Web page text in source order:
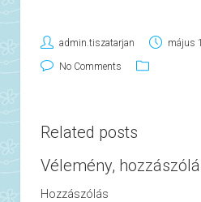
admin.tiszatarjan május
No Comments
Related posts
Vélemény,
Hozzászólás